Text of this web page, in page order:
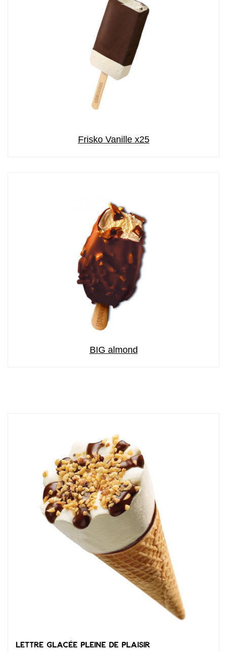
Frisko Vanille x25
BIG almond
Lettre glacée pleine de plaisir